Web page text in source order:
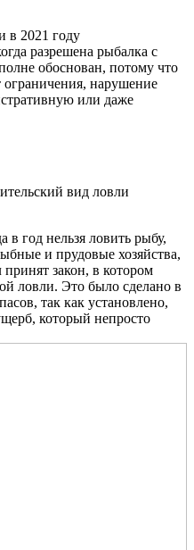
разрешена рыбалка с
обоснован, потому что
ограничения, нарушение
или даже
вид ловли
в год нельзя ловить рыбу,
и прудовые хозяйства,
закон, в котором
ловли. Это было сделано в
так как установлено,
который непросто